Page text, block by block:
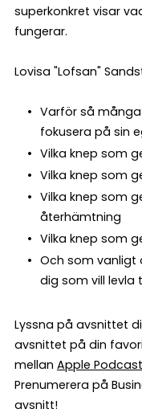
superkonkret visar
fungerar.
Lovisa "Lofsan"
Varför så
fokusera på sin
Vilka knep som
Vilka knep som
Vilka knep som
återhämtning
Vilka knep som
Och som vanligt
dig som vill levla
Lyssna på avsnittet
avsnittet på din
mellan Apple
Prenumerera på
avsnitt!